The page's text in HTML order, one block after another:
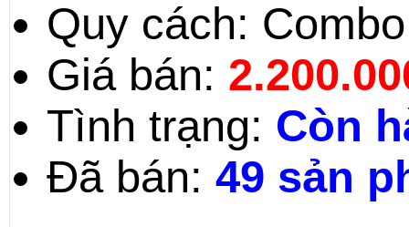
Quy cách:
Giá bán:
Tình trạng: Còn
Đã bán: 49 sản